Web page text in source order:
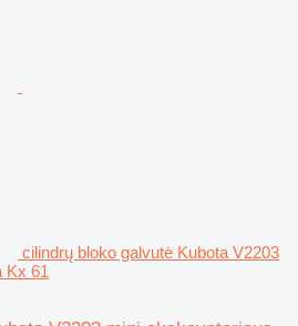
cilindrų bloko galvutė Kubota V2203
Kx 61